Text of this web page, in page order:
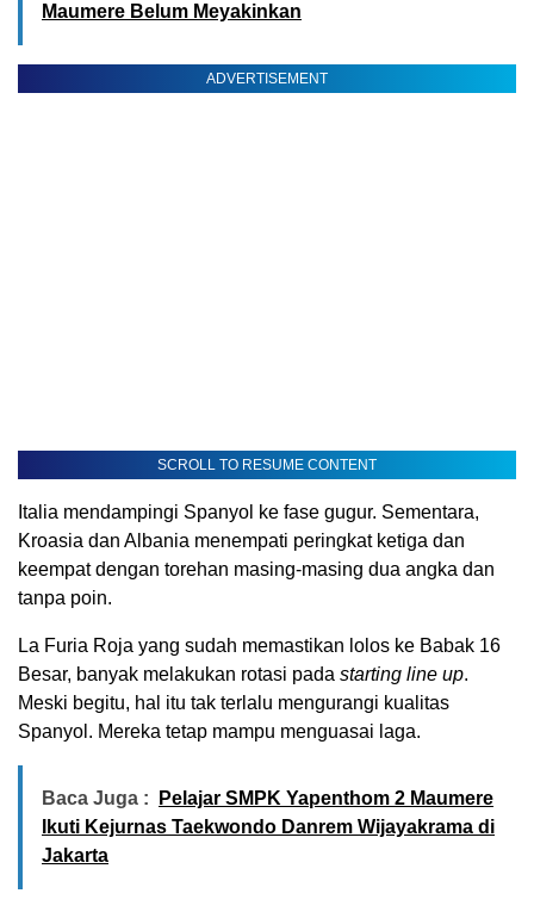
Maumere Belum Meyakinkan
ADVERTISEMENT
SCROLL TO RESUME CONTENT
Italia mendampingi Spanyol ke fase gugur. Sementara,
Kroasia dan Albania menempati peringkat ketiga dan
keempat dengan torehan masing-masing dua angka dan
tanpa poin.
La Furia Roja yang sudah memastikan lolos ke Babak 16
Besar, banyak melakukan rotasi pada starting line up.
Meski begitu, hal itu tak terlalu mengurangi kualitas
Spanyol. Mereka tetap mampu menguasai laga.
Baca Juga :
Pelajar SMPK Yapenthom 2 Maumere
Ikuti Kejurnas Taekwondo Danrem Wijayakrama di
Jakarta